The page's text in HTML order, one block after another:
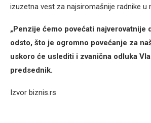
izuzetna vest za najsiromašnije radnike u
„Penzije ćemo povećati najverovatnije
odsto, što je ogromno povećanje za
uskoro će uslediti i zvanična odluka
predsednik.
Izvor biznis.rs